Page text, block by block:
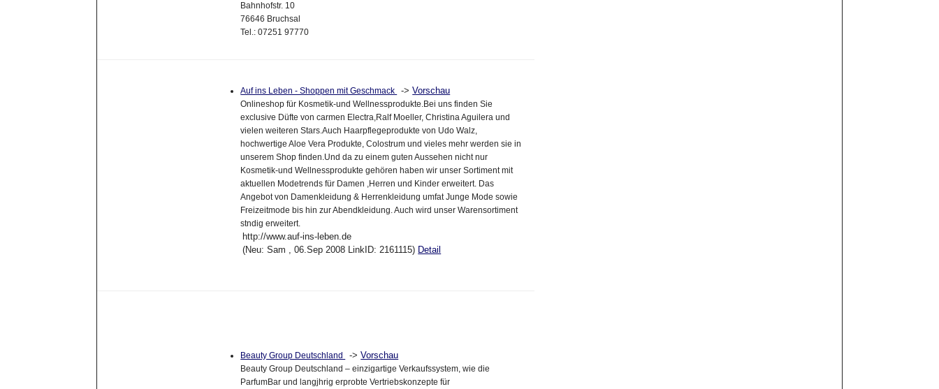
Bahnhofstr. 10
76646 Bruchsal
Tel.: 07251 97770
Auf ins Leben - Shoppen mit Geschmack ->Vorschau
Onlineshop für Kosmetik-und Wellnessprodukte.Bei uns finden Sie
exclusive Düfte von carmen Electra,Ralf Moeller, Christina Aguilera und
vielen weiteren Stars.Auch Haarpflegeprodukte von Udo Walz,
hochwertige Aloe Vera Produkte, Colostrum und vieles mehr werden sie in
unserem Shop finden.Und da zu einem guten Aussehen nicht nur
Kosmetik-und Wellnessprodukte gehören haben wir unser Sortiment mit
aktuellen Modetrends für Damen ,Herren und Kinder erweitert. Das
Angebot von Damenkleidung & Herrenkleidung umfat Junge Mode sowie
Freizeitmode bis hin zur Abendkleidung. Auch wird unser Warensortiment
stndig erweitert.
http://www.auf-ins-leben.de
(Neu: Sam , 06.Sep 2008 LinkID: 2161115) Detail
Beauty Group Deutschland ->Vorschau
Beauty Group Deutschland – einzigartige Verkaufssystem, wie die
ParfumBar und langjhrig erprobte Vertriebskonzepte für